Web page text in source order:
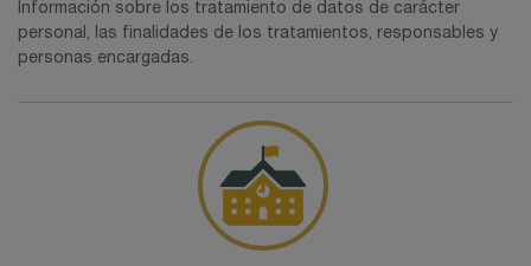
Información sobre los tratamiento de datos de carácter
personal, las finalidades de los tratamientos, responsables y
personas encargadas.